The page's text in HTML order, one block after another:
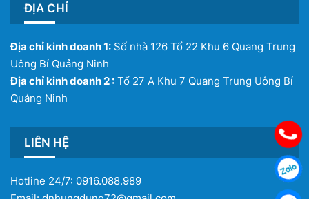
ĐỊA CHỈ
Địa chỉ kinh doanh 1: Số nhà 126 Tổ 22 Khu 6 Quang Trung
Uông Bí Quảng Ninh
Địa chỉ kinh doanh 2 : Tổ 27 A Khu 7 Quang Trung Uông Bí
Quảng Ninh
LIÊN HỆ
Hotline 24/7: 0916.088.989